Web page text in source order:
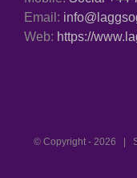
Email:
Web: https://
© Copyright - 2026 |